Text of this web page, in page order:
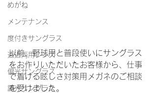
めがね
メンテナンス
度付きサングラス
遠近両用レンズ
偏光サングラス
調光サングラス
以前、野球用と普段使いにサングラス
をお作りいただいたお客様から、仕事
で着ける眩しさ対策用メガネのご相談
を受けました。